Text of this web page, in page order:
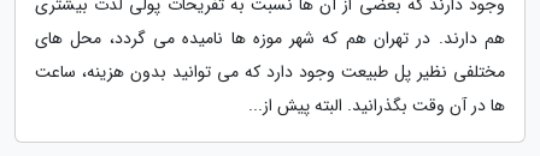
هم دارند. در تهران هم که شهر موزه ها نامیده می گردد، محل های
مختلفی نظیر پل طبیعت وجود دارد که می توانید بدون هزینه، ساعت
ها در آن وقت بگذرانید. البته پیش از...